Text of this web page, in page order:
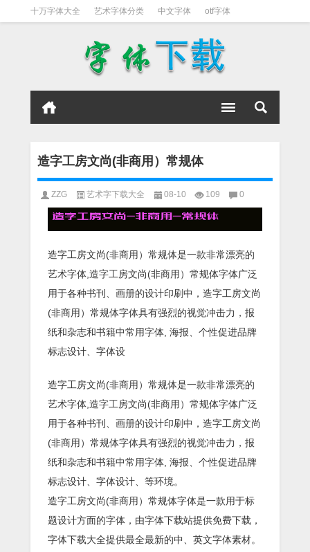
十万字体大全 艺术字体分类 中文字体 otf字体
造字工房文尚(非商用）常规体
ZZG 艺术字下载大全 08-10 109 0
造字工房文尚(非商用）常规体是一款非常漂亮的
艺术字体,造字工房文尚(非商用）常规体字体广泛
用于各种书刊、画册的设计印刷中，造字工房文尚
(非商用）常规体字体具有强烈的视觉冲击力，报
纸和杂志和书籍中常用字体, 海报、个性促进品牌
标志设计、字体设
造字工房文尚(非商用）常规体是一款非常漂亮的
艺术字体,造字工房文尚(非商用）常规体字体广泛
用于各种书刊、画册的设计印刷中，造字工房文尚
(非商用）常规体字体具有强烈的视觉冲击力，报
纸和杂志和书籍中常用字体, 海报、个性促进品牌
标志设计、字体设计、等环境。
造字工房文尚(非商用）常规体字体是一款用于标
题设计方面的字体，由字体下载站提供免费下载，
字体下载大全提供最全最新的中、英文字体素材。